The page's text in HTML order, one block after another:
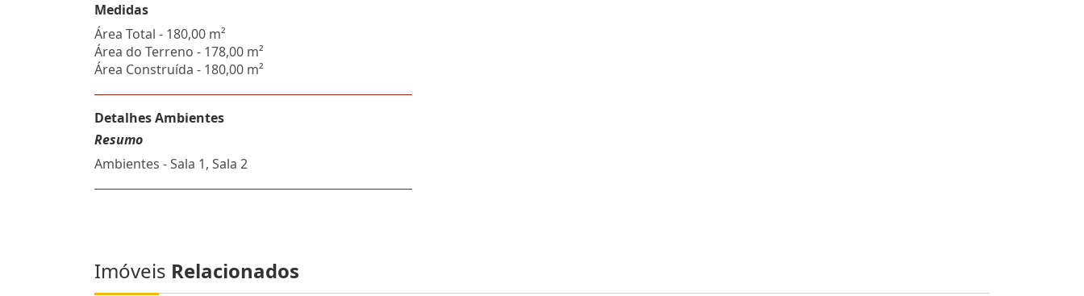
Medidas
Área Total - 180,00 m²
Área do Terreno - 178,00 m²
Área Construída - 180,00 m²
Detalhes Ambientes
Resumo
Ambientes - Sala 1, Sala 2
Imóveis Relacionados